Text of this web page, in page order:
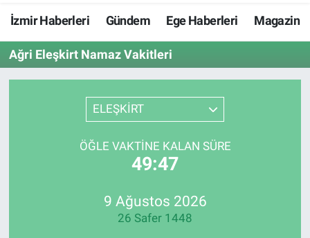
İzmir Haberleri Gündem Ege Haberleri Magazin
Ağri Eleşkirt Namaz Vakitleri
ELEŞKİRT
ÖĞLE VAKTINE KALAN SÜRE
49:46
9 Ağustos 2026
26 Safer 1448
Resmi İlanlar
Resmi Reklam